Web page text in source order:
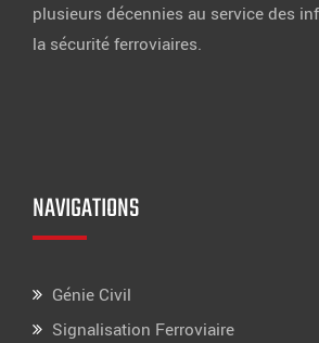
plusieurs décennies au service des
la sécurité ferroviaires.
NAVIGATIONS
Génie Civil
Signalisation Ferroviaire